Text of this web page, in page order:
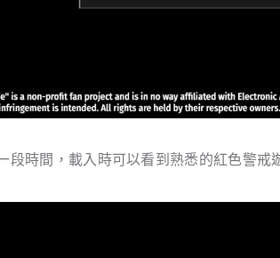
段時間，載入時可以看到熟悉的紅色警戒